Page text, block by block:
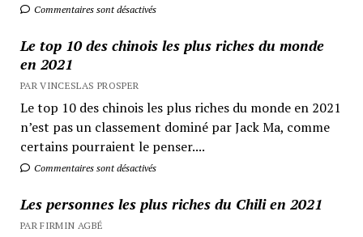
Commentaires sont désactivés
Le top 10 des chinois les plus riches du monde
en 2021
PAR VINCESLAS PROSPER
Le top 10 des chinois les plus riches du monde en 2021
n’est pas un classement dominé par Jack Ma, comme
certains pourraient le penser....
Commentaires sont désactivés
Les personnes les plus riches du Chili en 2021
PAR FIRMIN AGBÉ